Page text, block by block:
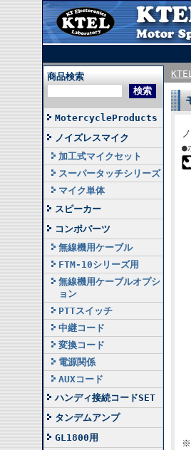
商品検索
MotercycleProducts
ノイズレスマイク
加工式マイクセット
スーパータッチシリーズ
マイク単体
スピーカー
コンポパーツ
無線機用ケーブル
FTM-10シリーズ用
無線機用ケーブルオプシ
ョン
PTTスイッチ
中継コード
変換コード
電源関係
AUXコード
ハンディ接続コードSET
タンデムアンプ
GL1800用
●
※